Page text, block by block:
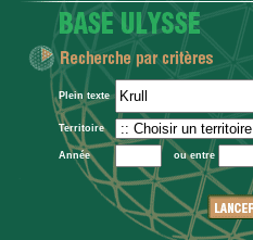
Plein texte
Territoire
Année ou entre